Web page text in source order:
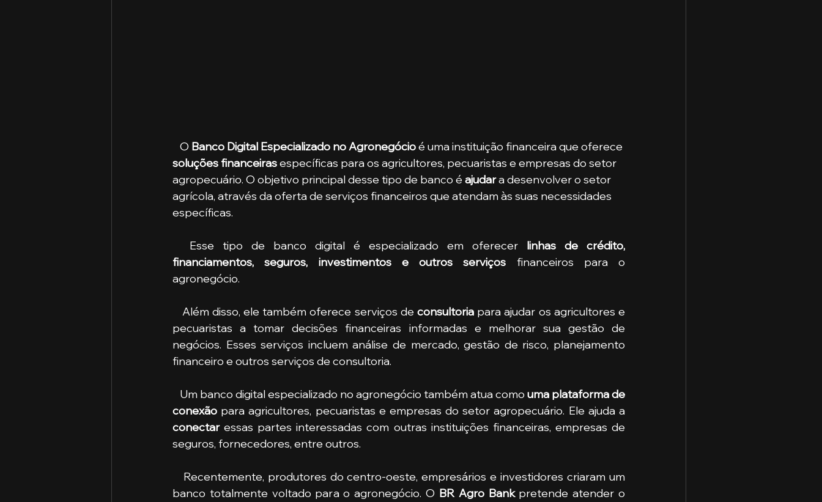
   O
Banco Digital Especializado no Agronegócio é uma instituição financeira que oferece
soluções financeiras específicas para os agricultores, pecuaristas e empresas do setor
agropecuário. O objetivo principal desse tipo de banco é ajudar a desenvolver o setor
agrícola, através da oferta de serviços financeiros que atendam às suas necessidades
específicas.
  Esse tipo de banco digital é especializado em oferecer
linhas de crédito,
financiamentos, seguros, investimentos e outros serviços financeiros para o
agronegócio.
   Além disso, ele também oferece serviços de
consultoria para ajudar os agricultores e
pecuaristas a tomar decisões financeiras informadas e melhorar sua gestão de
negócios. Esses serviços incluem análise de mercado, gestão de risco, planejamento
financeiro e outros serviços de consultoria.
   Um banco digital especializado no agronegócio também atua como
uma plataforma de
conexão
conectar essas partes interessadas com outras instituições financeiras, empresas de
seguros, fornecedores, entre outros.
banco totalmente voltado para o agronegócio. O BR Agro Bank pretende atender o